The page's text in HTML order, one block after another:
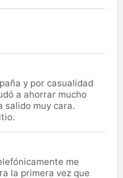
y por casualidad
a ahorrar mucho
salido muy cara.
me
la primera vez que